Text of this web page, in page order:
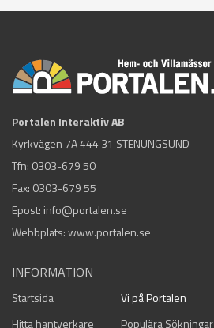
Portalen Interaktiv AB
Kyrkvägen 7A 444 31 STENUNGSUND
Tfn: 0303-679 50
Fax: 0303-679 55
Epost: info@portalen.se
Webbplats: www.portalen.se
INFORMATION
Startsida Vi på Portalen
Hitta hantverkare
Populära Sökningar